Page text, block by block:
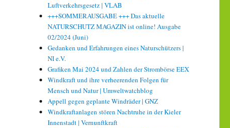
Luftverkehrsgesetz | VLAB
+++SOMMERAUSGABE +++ Das aktuelle
NATURSCHUTZ MAGAZIN ist online! Ausgabe
02/2024 (Juni)
Gedanken und Erfahrungen eines Naturschützers |
NI e.V.
Grafiken Mai 2024 und Zahlen der Strombörse EEX
Windkraft und ihre verheerenden Folgen für
Mensch und Natur | Umweltwatchblog
Appell gegen geplante Windräder | GNZ
Windkraftanlagen stören Nachtruhe in der Kieler
Innenstadt | Vernunftkraft